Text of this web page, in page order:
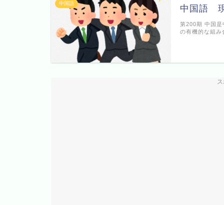
中国語
中国語
第200期 中国是
の有機的な組